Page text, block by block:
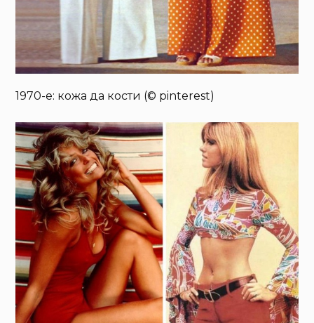
1970-е: кожа да кости (© pinterest)